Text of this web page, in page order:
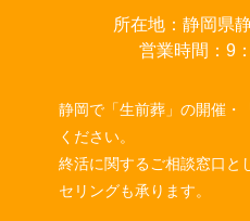
所在地：静岡県
営業時間：9
静岡で「生前葬」の開催・
ください。
終活に関するご相談窓口と
セリングも承ります。